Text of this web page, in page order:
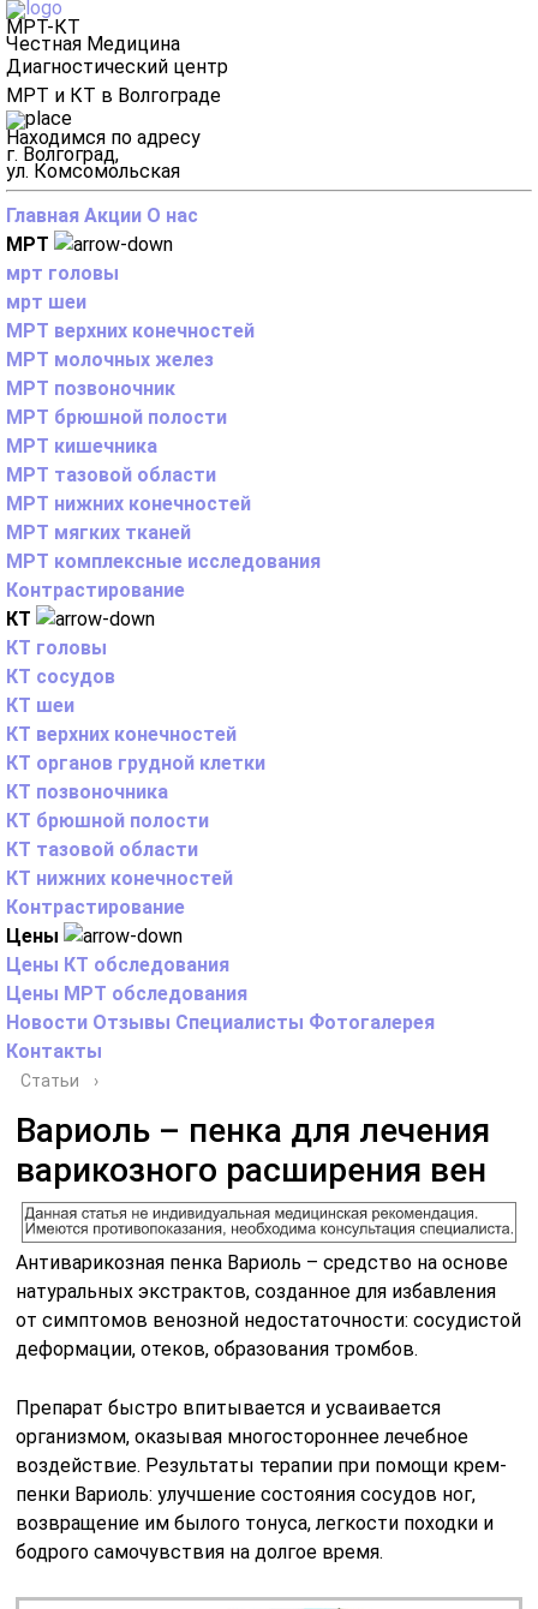
МРТ-КТ
Честная Медицина
Диагностический центр
МРТ и КТ в Волгограде
Находимся по адресу
г. Волгоград,
ул. Комсомольская
Главная Акции О нас
МРТ
мрт головы
мрт шеи
МРТ верхних конечностей
МРТ молочных желез
МРТ позвоночник
МРТ брюшной полости
МРТ кишечника
МРТ тазовой области
МРТ нижних конечностей
МРТ мягких тканей
МРТ комплексные исследования
Контрастирование
КТ
КТ головы
КТ сосудов
КТ шеи
КТ верхних конечностей
КТ органов грудной клетки
КТ позвоночника
КТ брюшной полости
КТ тазовой области
КТ нижних конечностей
Контрастирование
Цены
Цены КТ обследования
Цены МРТ обследования
Новости Отзывы Специалисты Фотогалерея
Контакты
Статьи ›
Вариоль – пенка для лечения
варикозного расширения вен
Антиварикозная пенка Вариоль – средство на основе
натуральных экстрактов, созданное для избавления
от симптомов венозной недостаточности: сосудистой
деформации, отеков, образования тромбов.
Препарат быстро впитывается и усваивается
организмом, оказывая многостороннее лечебное
воздействие. Результаты терапии при помощи крем-
пенки Вариоль: улучшение состояния сосудов ног,
возвращение им былого тонуса, легкости походки и
бодрого самочувствия на долгое время.